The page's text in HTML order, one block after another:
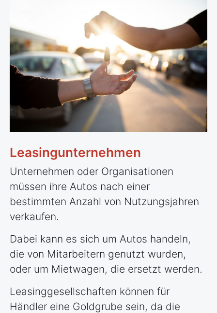
Leasingunternehmen
Unternehmen oder Organisationen
müssen ihre Autos nach einer
bestimmten Anzahl von Nutzungsjahren
verkaufen.
Dabei kann es sich um Autos handeln,
die von Mitarbeitern genutzt wurden,
oder um Mietwagen, die ersetzt werden.
Leasinggesellschaften können für
Händler eine Goldgrube sein, da die